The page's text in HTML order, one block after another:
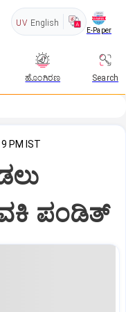
UV English
E-Paper
ಹೊಂಗಿರಣ Search
PM IST
ಪಂಡಿತ್‌